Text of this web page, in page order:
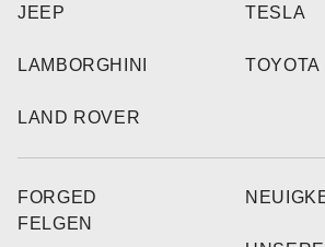
JEEP
LAMBORGHINI
LAND ROVER
TESLA
TOYOTA
FORGED
FELGEN